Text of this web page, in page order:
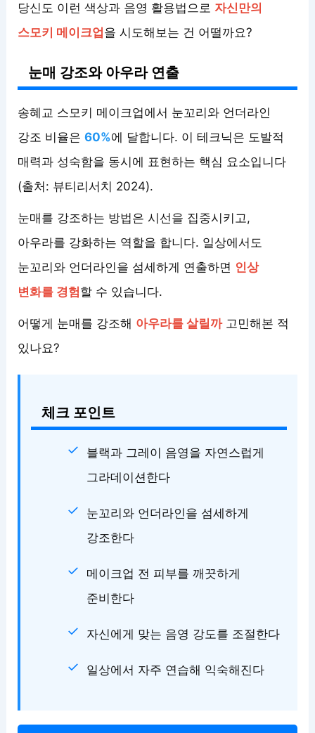
당신도 이런 색상과 음영 활용법으로 자신만의
스모키 메이크업을 시도해보는 건 어떨까요?
눈매 강조와 아우라 연출
송혜교 스모키 메이크업에서 눈꼬리와 언더라인
강조 비율은60%에 달합니다. 이 테크닉은 도발적
매력과 성숙함을 동시에 표현하는 핵심 요소입니다
(출처: 뷰티리서치 2024).
눈매를 강조하는 방법은 시선을 집중시키고,
아우라를 강화하는 역할을 합니다. 일상에서도
눈꼬리와 언더라인을 섬세하게 연출하면 인상
변화를 경험할 수 있습니다.
어떻게 눈매를 강조해 아우라를 살릴까고민해본 적
있나요?
체크 포인트
블랙과 그레이 음영을 자연스럽게
그라데이션한다
눈꼬리와 언더라인을 섬세하게
강조한다
메이크업 전 피부를 깨끗하게
준비한다
자신에게 맞는 음영 강도를 조절한다
일상에서 자주 연습해 익숙해진다